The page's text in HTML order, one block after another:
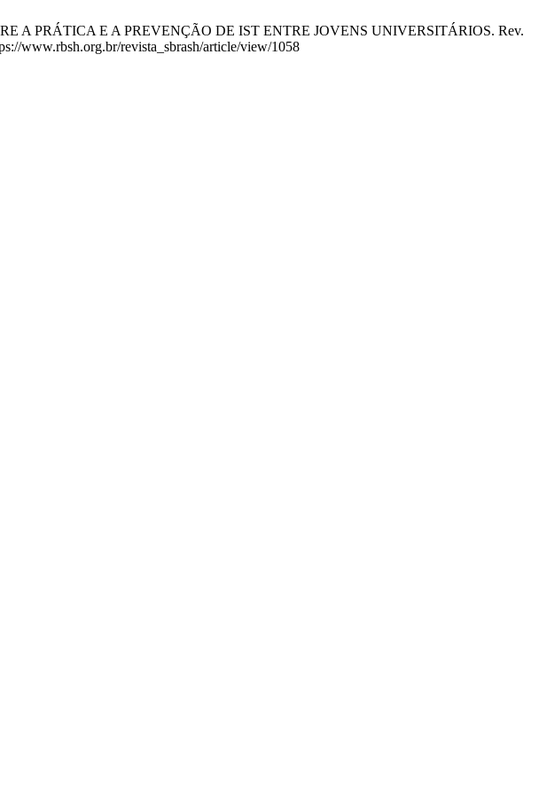
A PRÁTICA E A PREVENÇÃO DE IST ENTRE JOVENS UNIVERSITÁRIOS. Rev.
www.rbsh.org.br/revista_sbrash/article/view/1058